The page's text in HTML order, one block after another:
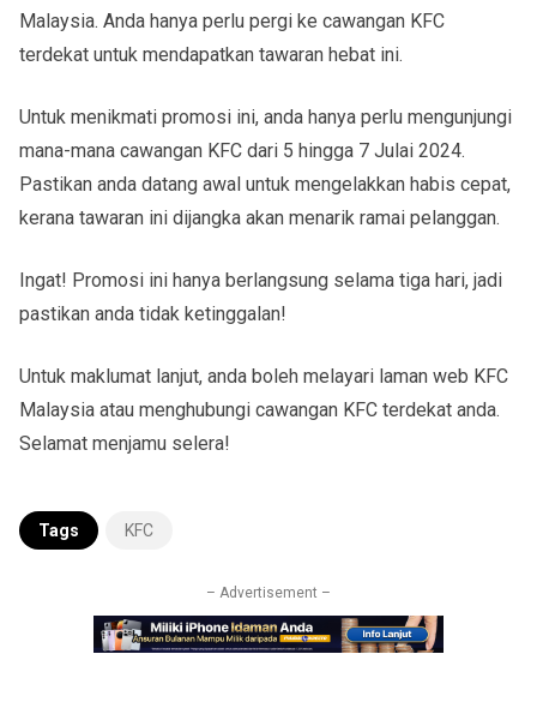
Malaysia. Anda hanya perlu pergi ke cawangan KFC
terdekat untuk mendapatkan tawaran hebat ini.
Untuk menikmati promosi ini, anda hanya perlu mengunjungi
mana-mana cawangan KFC dari 5 hingga 7 Julai 2024.
Pastikan anda datang awal untuk mengelakkan habis cepat,
kerana tawaran ini dijangka akan menarik ramai pelanggan.
Ingat! Promosi ini hanya berlangsung selama tiga hari, jadi
pastikan anda tidak ketinggalan!
Untuk maklumat lanjut, anda boleh melayari laman web KFC
Malaysia atau menghubungi cawangan KFC terdekat anda.
Selamat menjamu selera!
Tags KFC
– Advertisement –